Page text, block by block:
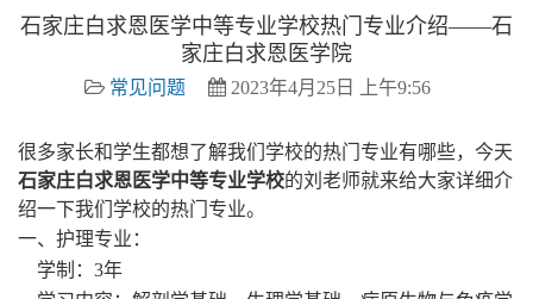
石家庄白求恩医学中等专业学校热门专业介绍——石
家庄白求恩医学院
常见问题 2023年4月25日 上午9:56
很多家长和学生都想了解我们学校的热门专业有哪些，今天
石家庄白求恩医学中等专业学校的刘老师就来给大家详细介
绍一下我们学校的热门专业。
一、护理专业：
学制：3年